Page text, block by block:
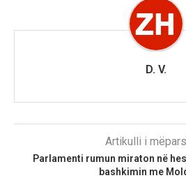
D. V.
Artikulli i
Parlamenti rumun miraton në
bashkimin me